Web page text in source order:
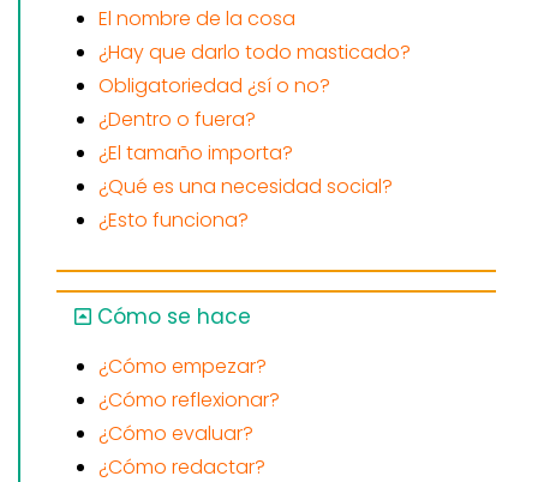
El nombre de la cosa
¿Hay que darlo todo masticado?
Obligatoriedad ¿sí o no?
¿Dentro o fuera?
¿El tamaño importa?
¿Qué es una necesidad social?
¿Esto funciona?
Cómo se hace
¿Cómo empezar?
¿Cómo reflexionar?
¿Cómo evaluar?
¿Cómo redactar?